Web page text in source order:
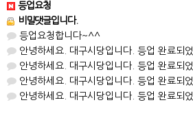
등업요청
비밀댓글입니다.
등업요청합니다~^^
안녕하세요. 대구시당입니다. 등업 완료되었습니다^^
안녕하세요. 대구시당입니다. 등업 완료되었습니다^^
안녕하세요. 대구시당입니다. 등업 완료되었습니다^^
안녕하세요. 대구시당입니다. 등업 완료되었습니다^^